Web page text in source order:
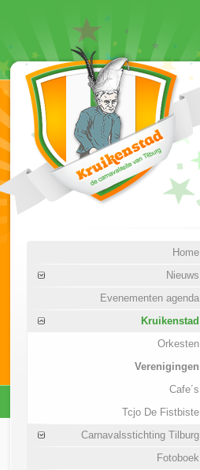
Home
Nieuws
Evenementen agenda
Kruikenstad
Orkesten
Verenigingen
Cafe´s
Tcjo De Fistbiste
Carnavalsstichting Tilburg
Fotoboek